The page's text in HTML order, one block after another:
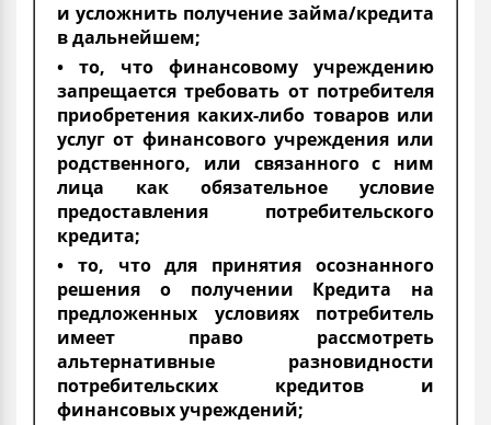
и усложнить получение займа/кредита
в дальнейшем;
• то, что финансовому учреждению
запрещается требовать от потребителя
приобретения каких-либо товаров или
услуг от финансового учреждения или
родственного, или связанного с ним
лица как обязательное условие
предоставления потребительского
кредита;
• то, что для принятия осознанного
решения о получении Кредита на
предложенных условиях потребитель
имеет право рассмотреть
альтернативные разновидности
потребительских кредитов и
финансовых учреждений;